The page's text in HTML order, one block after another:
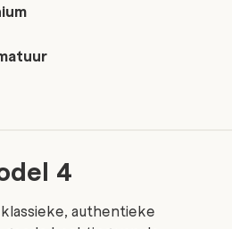
4
authentieke